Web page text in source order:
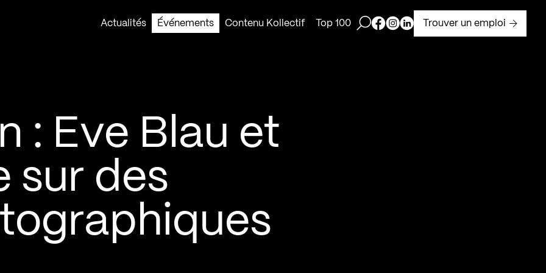
Actualités
Événements Contenu Kollectif Top 100 Ouvrir la barre de recherche
Page Facebook de Kollectif
Page Instagram de Kollectif
Page Linkedin de Kollectif
Trouver un emploi
: Eve Blau et
sur des